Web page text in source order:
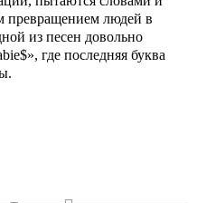
превращением людей в
из песен довольно
где последняя буква